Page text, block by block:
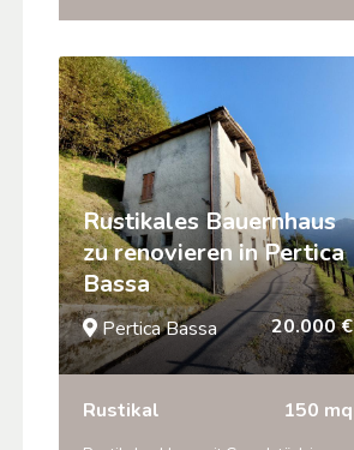
Rustikales Bauernhaus
zu renovieren in Pertica
Bassa
Pertica Bassa 20.000 €
Rustikal 150 mq